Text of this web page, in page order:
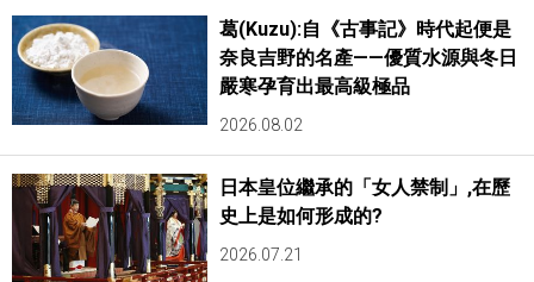
葛(Kuzu):自《古事記》時代起便是
奈良吉野的名產——優質水源與冬日
嚴寒孕育出最高級極品
2026.08.02
日本皇位繼承的「女人禁制」,在歷
史上是如何形成的?
2026.07.21